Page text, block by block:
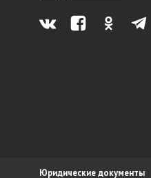
Юридические документы